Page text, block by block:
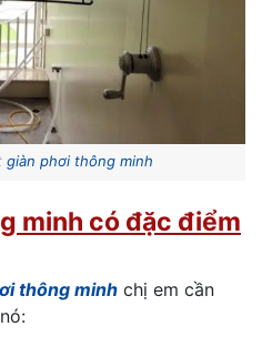
giàn phơi thông minh
minh có đặc điểm
thông minh chị em cần